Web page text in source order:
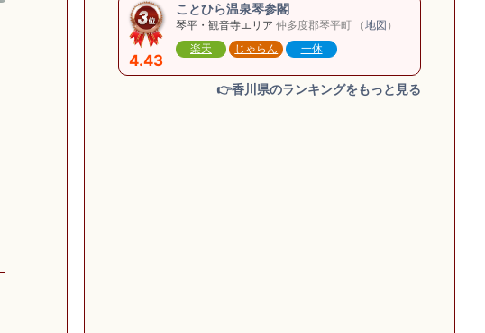
4.43
ことひら温泉琴参閣
琴平・観音寺エリア 仲多度郡琴平町 （地図 ）
楽天
じゃらん 一休
👉香川県のランキングをもっと見る